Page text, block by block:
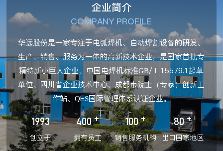
企业简介
COMPANY PROFILE
华远股份是一家专注于电弧焊机、自动焊割设备的研发、
生产、销售、服务为一体的高新技术企业，是国家首批专
精特新小巨人企业、中国电焊机标准GB/T 15579.1起草
单位、四川省企业技术中心、成都市院士（专家）创新工
作站、QES国际管理体系认证企业。
1993
创立于
400 +
拥有员工
100 +
销售服务机构
80 +
出口国家地区